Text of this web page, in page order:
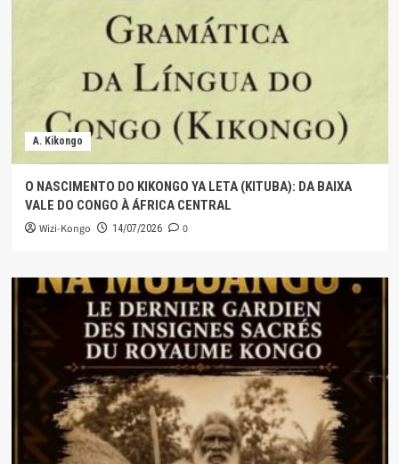
A. Kikongo
O NASCIMENTO DO KIKONGO YA LETA (KITUBA): DA BAIXA
VALE DO CONGO À ÁFRICA CENTRAL
Wizi-Kongo 14/07/2026 0